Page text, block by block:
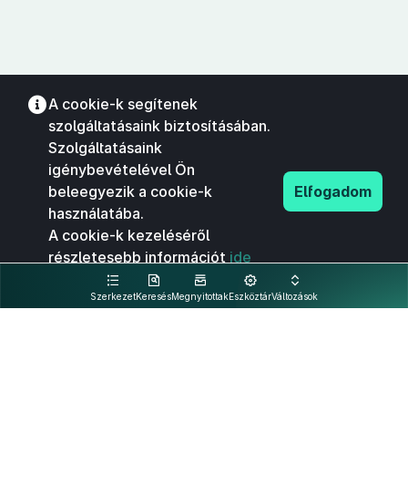
SzerkezetKeresésMegnyitottakEszköztárVáltozások
A cookie-k segítenek
szolgáltatásaink biztosításában.
Szolgáltatásaink
igénybevételével Ön
beleegyezik a cookie-k
használatába.
A cookie-k kezeléséről
részletesebb információt ide
kattintva olvashat.
Elfogadom